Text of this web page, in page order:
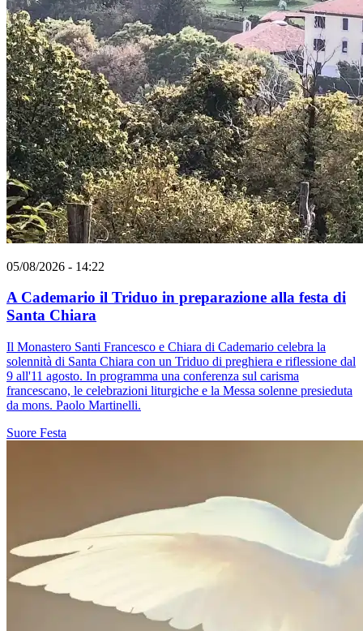
05/08/2026 - 14:22
A Cademario il Triduo in preparazione alla festa di
Santa Chiara
Il Monastero Santi Francesco e Chiara di Cademario celebra la
solennità di Santa Chiara con un Triduo di preghiera e riflessione dal
9 all'11 agosto. In programma una conferenza sul carisma
francescano, le celebrazioni liturgiche e la Messa solenne presieduta
da mons. Paolo Martinelli.
Suore Festa